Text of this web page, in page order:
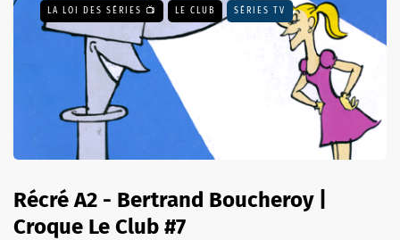
LA LOI DES SÉRIES 📺 LE CLUB SÉRIES TV
Récré A2 - Bertrand Boucheroy |
Croque Le Club #7